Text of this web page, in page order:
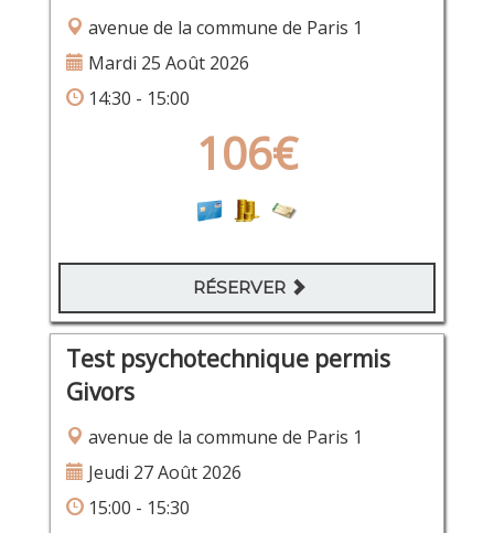
avenue de la commune de Paris 1
Mardi 25 Août 2026
14:30 - 15:00
106€
RÉSERVER
Test psychotechnique permis
Givors
avenue de la commune de Paris 1
Jeudi 27 Août 2026
15:00 - 15:30